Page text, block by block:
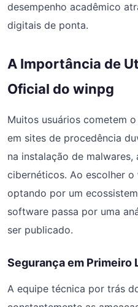
desempenho acadêmico
digitais de ponta.
A Importância de
Oficial do winpg
Muitos usuários cometem
em sites de procedência
na instalação de
cibernéticos. Ao escolher o
optando por um
software passa por uma
ser publicado.
Segurança em Primeiro
A equipe técnica por trás